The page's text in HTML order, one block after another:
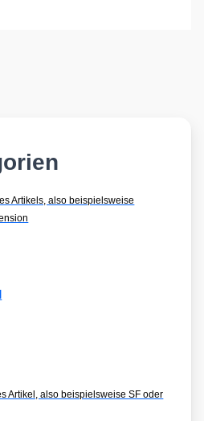
Artikels, also beispielsweise
Artikel, also beispielsweise SF oder